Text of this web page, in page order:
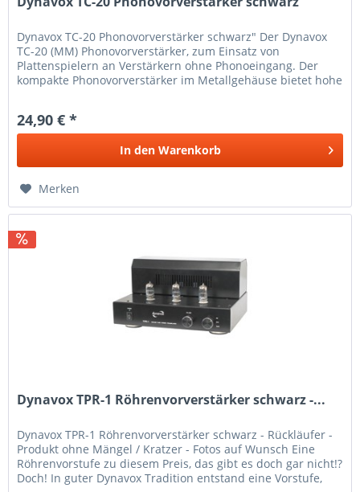
Dynavox TC-20 Phonovorverstärker schwarz" Der Dynavox
TC-20 (MM) Phonovorverstärker, zum Einsatz von
Plattenspielern an Verstärkern ohne Phonoeingang. Der
kompakte Phonovorverstärker im Metallgehäuse bietet hohe
24,90 € *
In den Warenkorb
Merken
Dynavox TPR-1 Röhrenvorverstärker schwarz -...
Dynavox TPR-1 Röhrenvorverstärker schwarz - Rückläufer -
Produkt ohne Mängel / Kratzer - Fotos auf Wunsch Eine
Röhrenvorstufe zu diesem Preis, das gibt es doch gar nicht!?
Doch! In guter Dynavox Tradition entstand eine Vorstufe,